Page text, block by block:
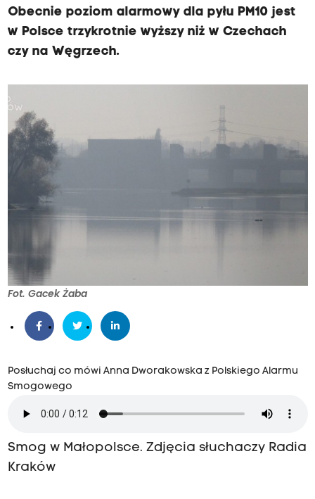
Obecnie poziom alarmowy dla pyłu PM10 jest
w Polsce trzykrotnie wyższy niż w Czechach
czy na Węgrzech.
Fot. Gacek Żaba
Posłuchaj co mówi Anna Dworakowska z Polskiego Alarmu
Smogowego
Smog w Małopolsce. Zdjęcia słuchaczy Radia
Kraków